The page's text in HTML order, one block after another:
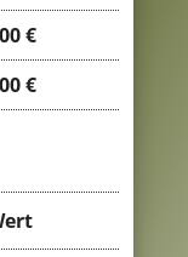
€
€